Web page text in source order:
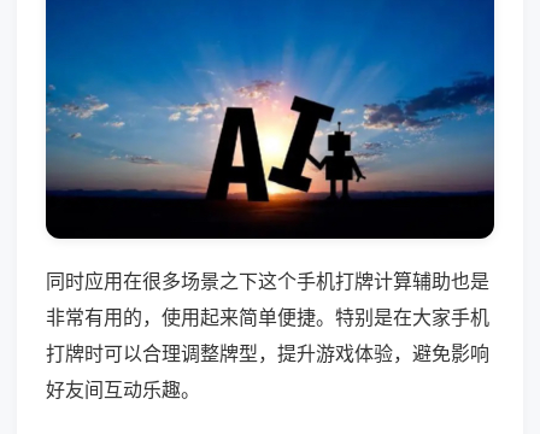
同时应用在很多场景之下这个手机打牌计算辅助也是
非常有用的，使用起来简单便捷。特别是在大家手机
打牌时可以合理调整牌型，提升游戏体验，避免影响
好友间互动乐趣。